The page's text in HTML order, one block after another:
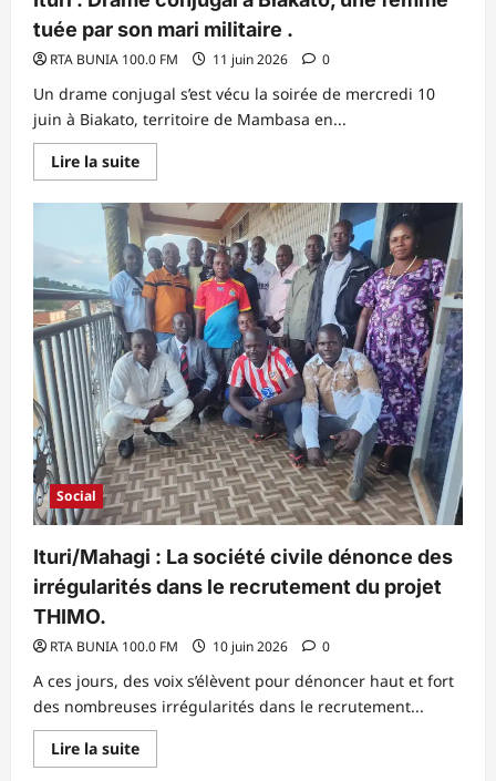
tuée par son mari militaire .
RTA BUNIA 100.0 FM 11 juin 2026 0
Un drame conjugal s’est vécu la soirée de mercredi 10
juin à Biakato, territoire de Mambasa en...
Lire la suiteEn
savoir
sur
Ituri
:
Drame
conjugal
à
Biakato,
une
femme
tuée
par
son
mari
militaire
.
Social
Ituri/Mahagi : La société civile dénonce des
irrégularités dans le recrutement du projet
THIMO.
RTA BUNIA 100.0 FM 10 juin 2026 0
A ces jours, des voix s’élèvent pour dénoncer haut et fort
des nombreuses irrégularités dans le recrutement...
Lire la suiteEn
savoir